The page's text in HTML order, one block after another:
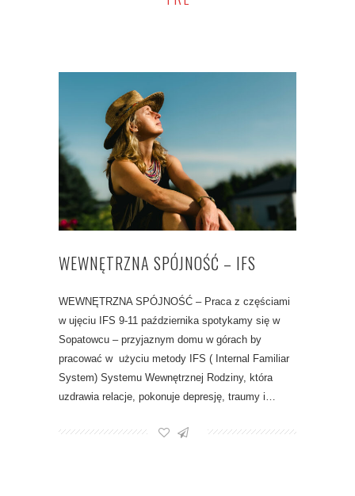
WEWNĘTRZNA SPÓJNOŚĆ – IFS
WEWNĘTRZNA SPÓJNOŚĆ – Praca z częściami
w ujęciu IFS 9-11 października spotykamy się w
Sopatowcu – przyjaznym domu w górach by
pracować w użyciu metody IFS ( Internal Familiar
System) Systemu Wewnętrznej Rodziny, która
uzdrawia relacje, pokonuje depresję, traumy i…